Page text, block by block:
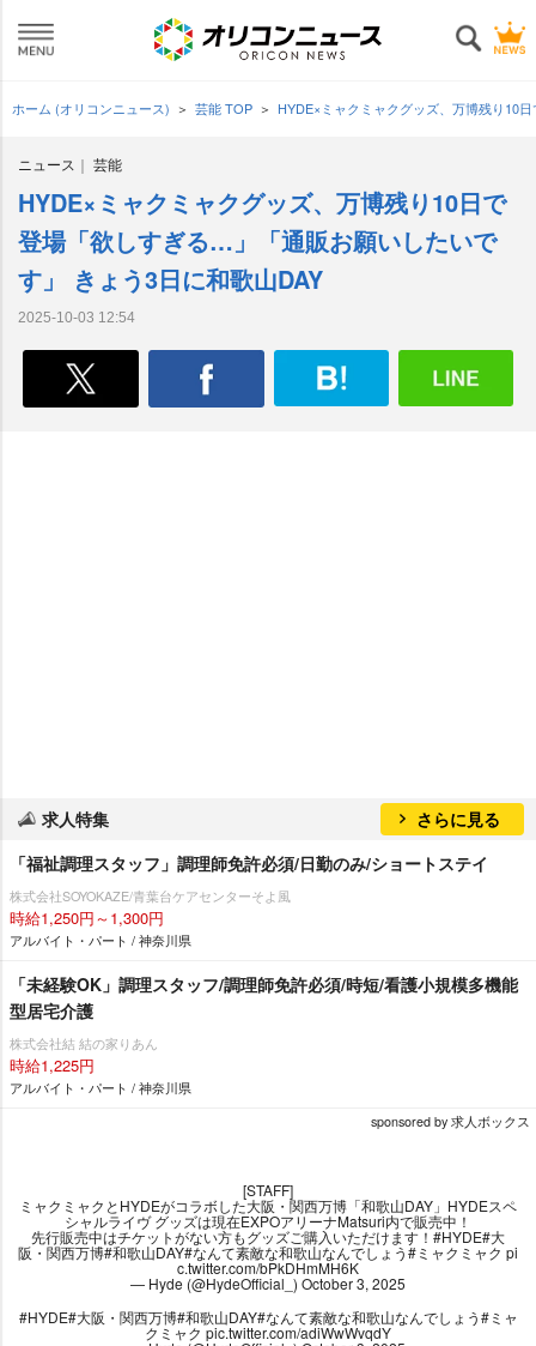
ホーム (オリコンニュース) 芸能 TOP HYDE×ミャクミャクグッズ、万博残り10
ニュース 芸能
HYDE×ミャクミャクグッズ、万博残り10日で
登場「欲しすぎる…」「通販お願いしたいで
す」 きょう3日に和歌山DAY
2025-10-03 12:54
求人特集
さらに見る
「福祉調理スタッフ」調理師免許必須/日勤のみ/ショートステイ
株式会社SOYOKAZE/青葉台ケアセンターそよ風
時給1,250円～1,300円
アルバイト・パート / 神奈川県
「未経験OK」調理スタッフ/調理師免許必須/時短/看護小規模多機能
型居宅介護
株式会社結 結の家りあん
時給1,225円
アルバイト・パート / 神奈川県
sponsored by 求人ボックス
[STAFF]
ミャクミャクとHYDEがコラボした大阪・関西万博「和歌山DAY」HYDEスペ
シャルライヴ グッズは現在EXPOアリーナMatsuri内で販売中！
先行販売中はチケットがない方もグッズご購入いただけます！#HYDE#大
阪・関西万博#和歌山DAY#なんて素敵な和歌山なんでしょう#ミャクミャク pi
c.twitter.com/bPkDHmMH6K
— Hyde (@HydeOfficial_) October 3, 2025
#HYDE#大阪・関西万博#和歌山DAY#なんて素敵な和歌山なんでしょう#ミャ
クミャク pic.twitter.com/adiWwWvqdY